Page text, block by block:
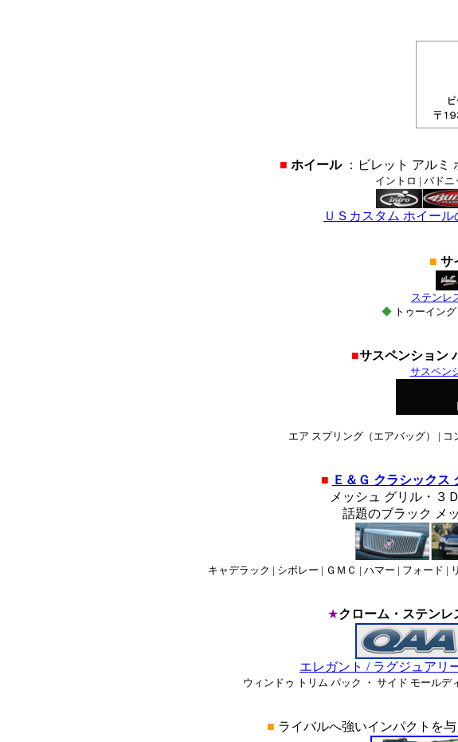
■ ホイール：ビレット アルミ
イントロ | バド
ＵＳカスタム ホイー
■ サ
ステンレ
◆ トゥーイン
■サスペンション
サスペン
エア スプリング（エアバッグ） |
■ Ｅ＆Ｇ クラシックス
メッシュ グリル・３
話題のブラック メ
キャデラック | シボレー | ＧＭＣ | ハマー | フォード |
★クローム・ステン
エレガント / ラグジュアリ
ウィンドゥ トリム パック ・ サイド モール
■ ライバルへ強いインパクトを